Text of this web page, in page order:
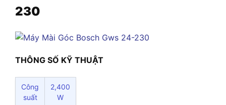
230
THÔNG SỐ KỸ THUẬT
Công
suất
2,400
W